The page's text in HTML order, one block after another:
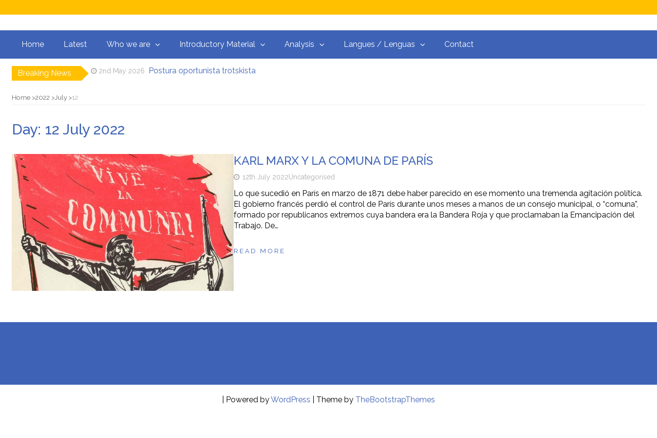
Home Latest Who we are Introductory Material Analysis Langues / Lenguas Contact
Breaking News 11th January 2026 Venezuela: lo que realmente ha pasado y lo que puede venir
2nd May 2026
Home 2022 July 12
Day: 12 July 2022
KARL MARX Y LA COMUNA DE PARÍS
12th July 2022Uncategorised
Lo que sucedió en París en marzo de 1871 debe haber parecido en ese momento una tremenda agitación política.
El gobierno francés perdió el control de París durante unos meses a manos de un consejo municipal, o “comuna”,
formado por republicanos extremos cuya bandera era la Bandera Roja y que proclamaban la Emancipación del
Trabajo. De…
READ MORE
| Powered byWordPress | Theme by TheBootstrapThemes